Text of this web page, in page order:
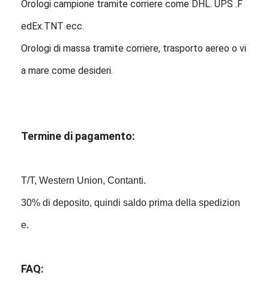
Orologi campione tramite corriere come DHL. UPS .F
edEx.TNT ecc.
Orologi di massa tramite corriere, trasporto aereo o vi
a mare come desideri.
Termine di pagamento:
T/T, Western Union, Contanti.
30% di deposito, quindi saldo prima della spedizion
e.
FAQ: